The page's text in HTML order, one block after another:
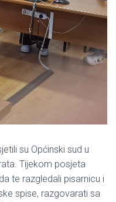
su Općinski sud u
Tijekom posjeta
te razgledali pisarnicu i
spise, razgovarati sa